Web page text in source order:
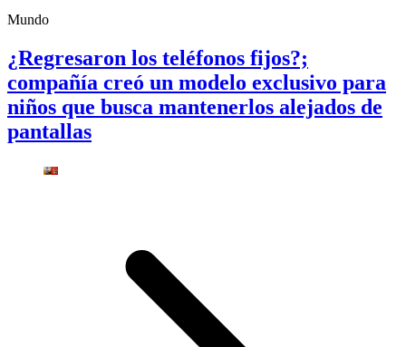
Mundo
¿Regresaron los teléfonos fijos?;
compañía creó un modelo exclusivo para
niños que busca mantenerlos alejados de
pantallas